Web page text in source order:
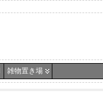
雑物置き場